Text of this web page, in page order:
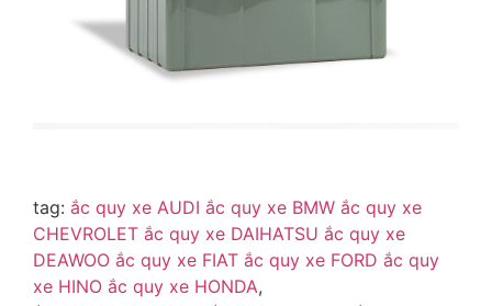
tag: ắc quy xe AUDI ắc quy xe BMW ắc quy xe
CHEVROLET ắc quy xe DAIHATSU ắc quy xe
DEAWOO ắc quy xe FIAT ắc quy xe FORD ắc quy
xe HINO ắc quy xe HONDA,